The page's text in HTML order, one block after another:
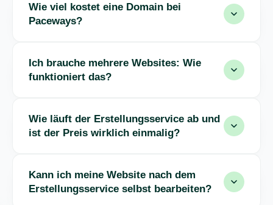
Wie viel kostet eine Domain bei
Paceways?
Ich brauche mehrere Websites: Wie
funktioniert das?
Wie läuft der Erstellungsservice ab und
ist der Preis wirklich einmalig?
Kann ich meine Website nach dem
Erstellungsservice selbst bearbeiten?